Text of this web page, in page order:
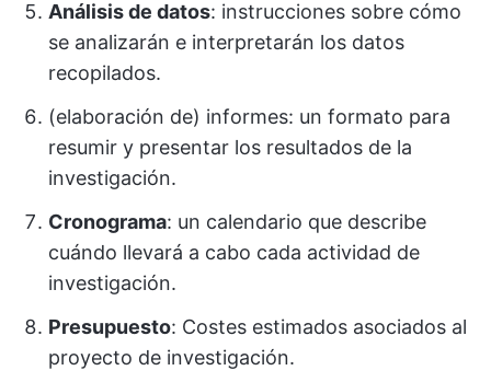
Análisis de datos: instrucciones sobre cómo
se analizarán e interpretarán los datos
recopilados.
(elaboración de) informes: un formato para
resumir y presentar los resultados de la
investigación.
Cronograma: un calendario que describe
cuándo llevará a cabo cada actividad de
investigación.
Presupuesto: Costes estimados asociados al
proyecto de investigación.